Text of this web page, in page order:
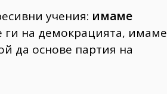
учения: имаме
на демокрацията, имаме
да основе партия на